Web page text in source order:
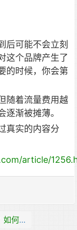
后可能不会立刻
这个品牌产生了
的时候，你会第
随着流量费用越
渐被摊薄。
真实的内容分
article/
上一篇：如何分析一个网站的SEO情况？如何优化网站代码！